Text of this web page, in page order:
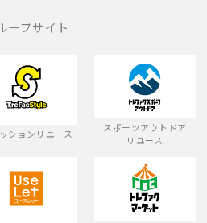
ープサイト
ションリユース
スポーツアウトドア
リユース